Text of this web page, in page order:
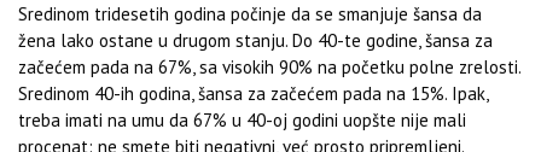
Sredinom tridesetih godina počinje da se smanjuje šansa da
žena lako ostane u drugom stanju. Do 40-te godine, šansa za
začećem pada na 67%, sa visokih 90% na početku polne zrelosti.
Sredinom 40-ih godina, šansa za začećem pada na 15%. Ipak,
treba imati na umu da 67% u 40-oj godini uopšte nije mali
procenat: ne smete biti negativni, već prosto pripremljeni.